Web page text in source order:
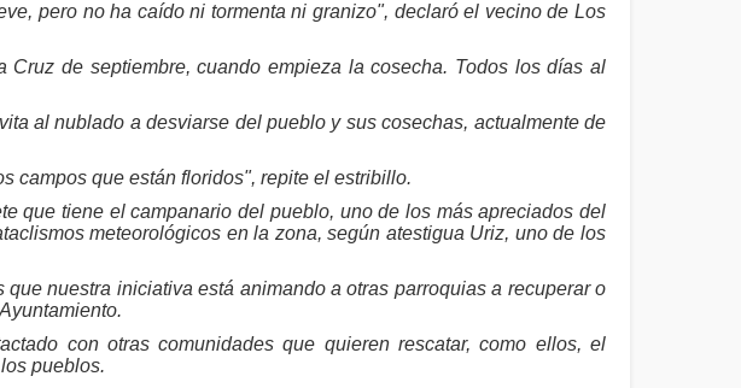
pero no ha caído ni tormenta ni granizo", declaró el vecino de Los
de septiembre, cuando empieza la cosecha. Todos los días al
al nublado a desviarse del pueblo y sus cosechas, actualmente de
campos que están floridos", repite el estribillo.
que tiene el campanario del pueblo, uno de los más apreciados del
meteorológicos en la zona, según atestigua Uriz, uno de los
nuestra iniciativa está animando a otras parroquias a recuperar o
con otras comunidades que quieren rescatar, como ellos, el
pueblos.